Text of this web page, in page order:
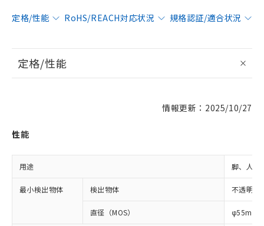
定格/性能 RoHS/REACH対応状況 規格認証/適合状況
定格/性能
情報更新：2025/10/27
性能
用途 脚、人体
最小検出物体 検出物体 不透明体
直径（MOS） φ55mm